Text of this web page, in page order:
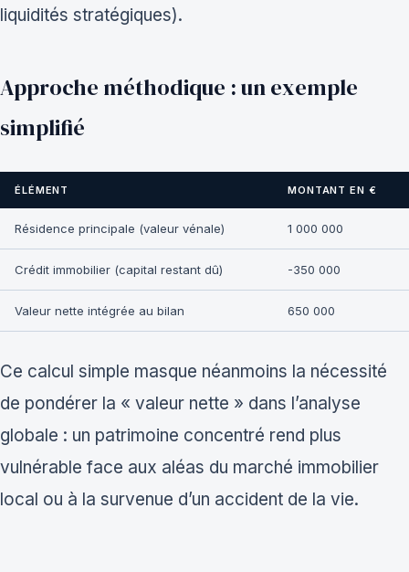
liquidités stratégiques).
Approche méthodique : un exemple
simplifié
ÉLÉMENT MONTANT EN €
Résidence principale (valeur vénale) 1 000 000
Crédit immobilier (capital restant dû) -350 000
Valeur nette intégrée au bilan 650 000
Ce calcul simple masque néanmoins la nécessité
de pondérer la « valeur nette » dans l’analyse
globale : un patrimoine concentré rend plus
vulnérable face aux aléas du marché immobilier
local ou à la survenue d’un accident de la vie.